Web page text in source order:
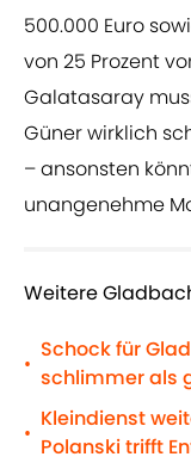
500.000 Euro
von 25 Prozent
Galatasaray
Güner wirklich
– ansonsten
unangenehme
Weitere
•
Schock für
schlimmer als
•
Kleindienst
Polanski trifft